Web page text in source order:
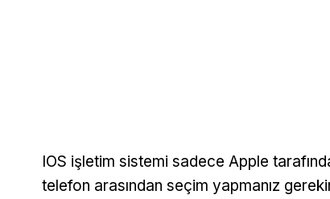
IOS işletim sistemi sadece Apple
telefon arasından seçim yapmanız